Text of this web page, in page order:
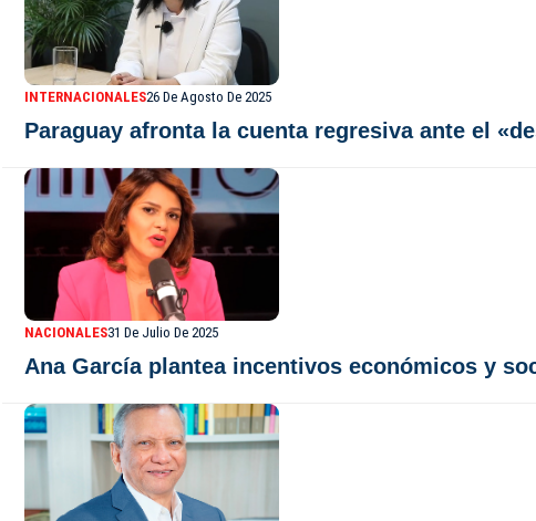
INTERNACIONALES26 De Agosto De 2025
Paraguay afronta la cuenta regresiva ante el
NACIONALES31 De Julio De 2025
Ana García plantea incentivos económicos y